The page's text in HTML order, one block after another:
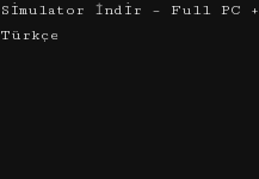
Simulator İndir – Full PC +
Türkçe